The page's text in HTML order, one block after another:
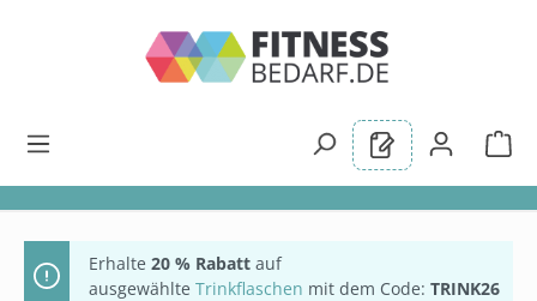
Erhalte 20 % Rabatt auf
ausgewählte Trinkflaschen mit dem Code: TRINK26